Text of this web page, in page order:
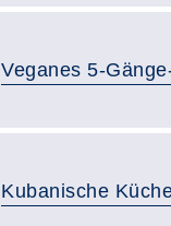
Veganes 5-
Kubanische